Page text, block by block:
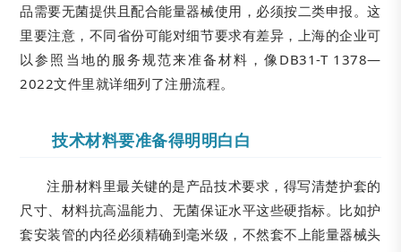
品需要无菌提供且配合能量器械使用，必须按二类申报。这
里要注意，不同省份可能对细节要求有差异，上海的企业可
以参照当地的服务规范来准备材料，像DB31-T 1378—
2022文件里就详细列了注册流程。
技术材料要准备得明明白白
注册材料里最关键的是产品技术要求，得写清楚护套的
尺寸、材料抗高温能力、无菌保证水平这些硬指标。比如护
套安装管的内径必须精确到毫米级，不然套不上能量器械头